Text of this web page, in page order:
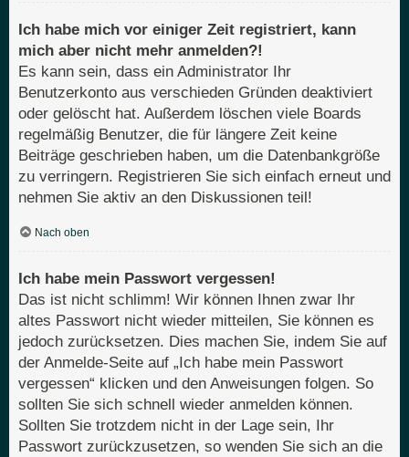
Ich habe mich vor einiger Zeit registriert, kann
mich aber nicht mehr anmelden?!
Es kann sein, dass ein Administrator Ihr
Benutzerkonto aus verschieden Gründen deaktiviert
oder gelöscht hat. Außerdem löschen viele Boards
regelmäßig Benutzer, die für längere Zeit keine
Beiträge geschrieben haben, um die Datenbankgröße
zu verringern. Registrieren Sie sich einfach erneut und
nehmen Sie aktiv an den Diskussionen teil!
Nach oben
Ich habe mein Passwort vergessen!
Das ist nicht schlimm! Wir können Ihnen zwar Ihr
altes Passwort nicht wieder mitteilen, Sie können es
jedoch zurücksetzen. Dies machen Sie, indem Sie auf
der Anmelde-Seite auf „Ich habe mein Passwort
vergessen“ klicken und den Anweisungen folgen. So
sollten Sie sich schnell wieder anmelden können.
Sollten Sie trotzdem nicht in der Lage sein, Ihr
Passwort zurückzusetzen, so wenden Sie sich an die